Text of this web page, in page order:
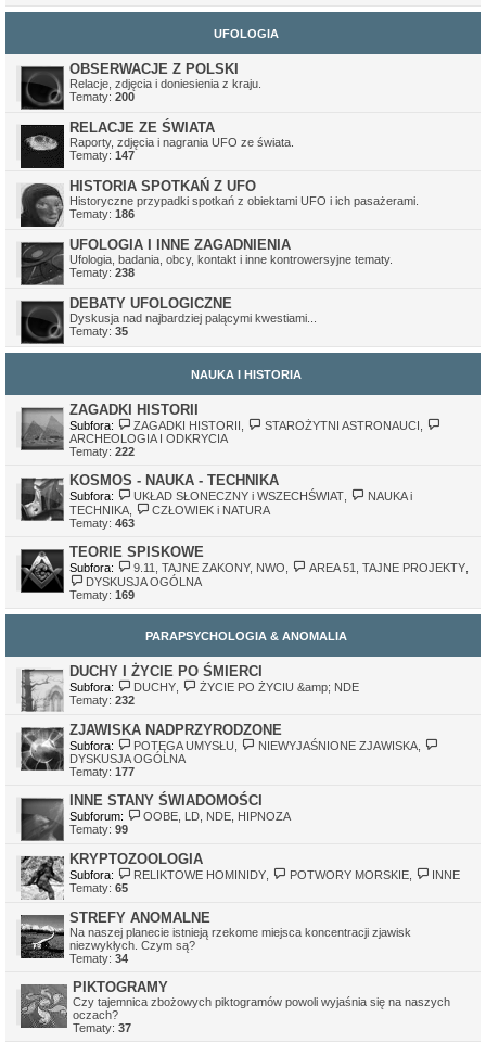
UFOLOGIA
OBSERWACJE Z POLSKI
Relacje, zdjęcia i doniesienia z kraju.
Tematy: 200
RELACJE ZE ŚWIATA
Raporty, zdjęcia i nagrania UFO ze świata.
Tematy: 147
HISTORIA SPOTKAŃ Z UFO
Historyczne przypadki spotkań z obiektami UFO i ich pasażerami.
Tematy: 186
UFOLOGIA I INNE ZAGADNIENIA
Ufologia, badania, obcy, kontakt i inne kontrowersyjne tematy.
Tematy: 238
DEBATY UFOLOGICZNE
Dyskusja nad najbardziej palącymi kwestiami...
Tematy: 35
NAUKA I HISTORIA
ZAGADKI HISTORII
Subfora: ZAGADKI HISTORII STAROŻYTNI ASTRONAUCI
ARCHEOLOGIA I ODKRYCIA
Tematy: 222
KOSMOS - NAUKA - TECHNIKA
Subfora: UKŁAD SŁONECZNY i WSZECHŚWIAT
NAUKA i
TECHNIKA
CZŁOWIEK i NATURA
Tematy: 463
TEORIE SPISKOWE
Subfora: 9.11, TAJNE ZAKONY, NWO AREA 51, TAJNE PROJEKTY,
DYSKUSJA OGÓLNA
Tematy: 169
PARAPSYCHOLOGIA & ANOMALIA
DUCHY I ŻYCIE PO ŚMIERCI
Subfora: DUCHY
ŻYCIE PO ŻYCIU &amp; NDE
Tematy: 232
ZJAWISKA NADPRZYRODZONE
Subfora: POTĘGA UMYSŁU NIEWYJAŚNIONE ZJAWISKA,
DYSKUSJA OGÓLNA
Tematy: 177
INNE STANY ŚWIADOMOŚCI
Subforum:
OOBE, LD, NDE, HIPNOZA
Tematy: 99
KRYPTOZOOLOGIA
Subfora: RELIKTOWE HOMINIDY POTWORY MORSKIE,
INNE
Tematy: 65
STREFY ANOMALNE
Na naszej planecie istnieją rzekome miejsca koncentracji zjawisk
niezwykłych. Czym są?
Tematy: 34
PIKTOGRAMY
Czy tajemnica zbożowych piktogramów powoli wyjaśnia się na naszych
oczach?
Tematy: 37